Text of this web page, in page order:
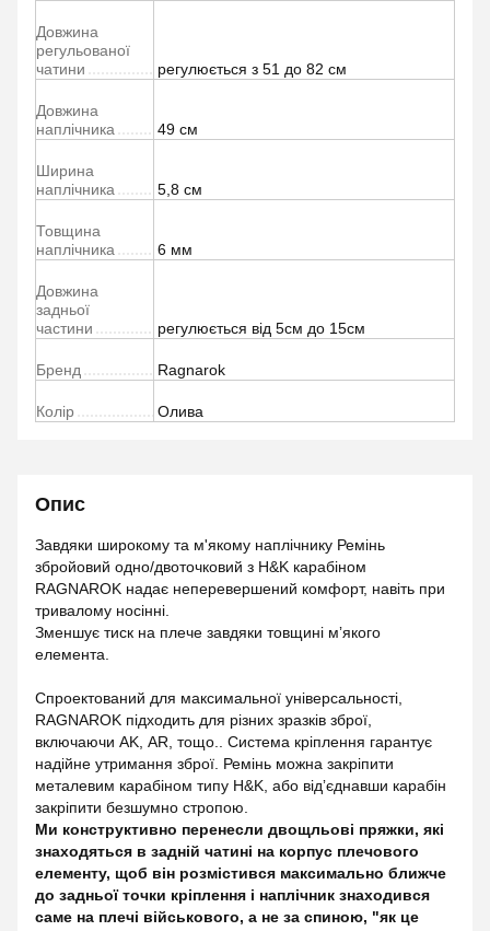
Довжина
регульованої
чатини
регулюється з 51 до 82 см
Довжина
наплічника
49 см
Ширина
наплічника
5,8 см
Товщина
наплічника
6 мм
Довжина
задньої
частини
регулюється від 5см до 15см
Бренд Ragnarok
Колір Олива
Опис
Завдяки широкому та м'якому наплічнику Ремінь
збройовий одно/двоточковий з H&K карабіном
RAGNAROK надає неперевершений комфорт, навіть при
тривалому носінні.
Зменшує тиск на плече завдяки товщині мʼякого
елемента.
Спроектований для максимальної універсальності,
RAGNAROK підходить для різних зразків зброї,
включаючи AK, АR, тощо.. Система кріплення гарантує
надійне утримання зброї. Ремінь можна закріпити
металевим карабіном типу H&K, або відʼєднавши карабін
закріпити безшумно стропою.
Ми конструктивно перенесли двощльові пряжки, які
знаходяться в задній чатині на корпус плечового
елементу, щоб він розмістився максимально ближче
до задньої точки кріплення і наплічник знаходився
саме на плечі військового, а не за спиною, "як це